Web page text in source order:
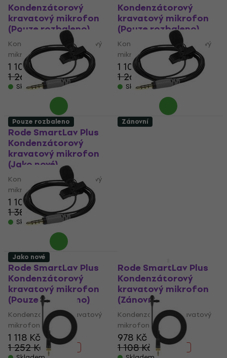
Kondenzátorový
kravatový mikrofon
(Pouze rozbaleno)
Kondenzátorový kravatový
mikrofon
1 105 Kč
1 260 Kč
- 12 %
Skladem
Kondenzátorový
kravatový mikrofon
(Pouze rozbaleno)
Kondenzátorový kravatový
mikrofon
1 105 Kč
1 260 Kč
- 12 %
Skladem
Rode SmartLav Plus
Kondenzátorový
kravatový mikrofon
(Jako nové)
Kondenzátorový kravatový
mikrofon
1 104 Kč
1 384 Kč
- 20 %
Skladem
Pouze rozbaleno
Rode SmartLav Plus
Kondenzátorový
kravatový mikrofon
(Pouze rozbaleno)
Kondenzátorový kravatový
mikrofon
1 118 Kč
1 252 Kč
- 11 %
Zánovní
Rode SmartLav Plus
Kondenzátorový
kravatový mikrofon
(Zánovní)
Kondenzátorový kravatový
mikrofon
978 Kč
1 108 Kč
- 12 %
Jako nové